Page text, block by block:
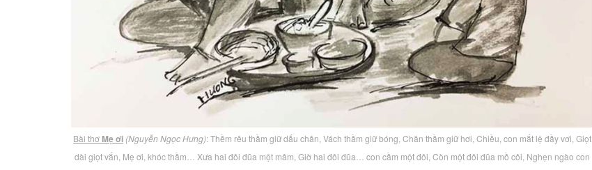
Bài thơ Mẹ ơi (Nguyễn Ngọc Hưng): Thềm rêu thầm giữ dấu chân, Vách thầm giữ bóng, Chăn thầm giữ hơi, Chiều, con mắt lệ đầy vơi, Giọt
dài giọt vắn, Mẹ ơi, khóc thầm… Xưa hai đôi đũa một mâm, Giờ hai đôi đũa… con cầm một đôi, Còn một đôi đũa mồ côi, Nghẹn ngào con